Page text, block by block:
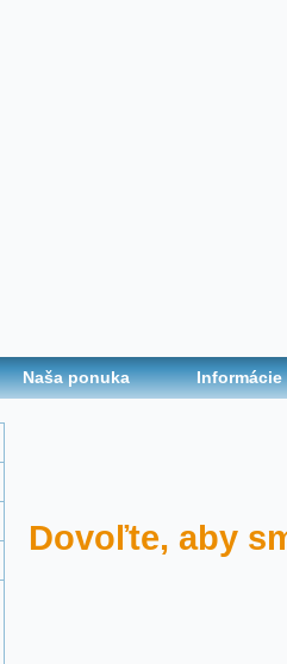
Naša ponuka Informácie
Dovoľte, aby